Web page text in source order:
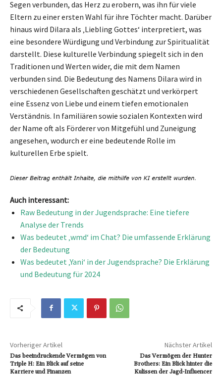
Segen verbunden, das Herz zu erobern, was ihn für viele
Eltern zu einer ersten Wahl für ihre Töchter macht. Darüber
hinaus wird Dilara als ‚Liebling Gottes‘ interpretiert, was
eine besondere Würdigung und Verbindung zur Spiritualität
darstellt. Diese kulturelle Verbindung spiegelt sich in den
Traditionen und Werten wider, die mit dem Namen
verbunden sind. Die Bedeutung des Namens Dilara wird in
verschiedenen Gesellschaften geschätzt und verkörpert
eine Essenz von Liebe und einem tiefen emotionalen
Verständnis. In familiären sowie sozialen Kontexten wird
der Name oft als Förderer von Mitgefühl und Zuneigung
angesehen, wodurch er eine bedeutende Rolle im
kulturellen Erbe spielt.
Auch interessant:
Raw Bedeutung in der Jugendsprache: Eine tiefere
Analyse der Trends
Was bedeutet ‚wmd‘ im Chat? Die umfassende Erklärung
der Bedeutung
Was bedeutet ‚Yani‘ in der Jugendsprache? Die Erklärung
und Bedeutung für 2024
Vorheriger Artikel
Das beeindruckende Vermögen von
Triple H: Ein Blick auf seine
Karriere und Finanzen
Nächster Artikel
Das Vermögen der Hunter
Brothers: Ein Blick hinter die
Kulissen der Jagd-Influencer